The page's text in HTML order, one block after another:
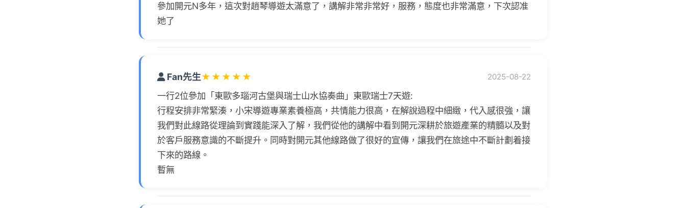
參加開元N多年，這次對趙琴導遊太滿意了，講解非常非常好，服務，態度也非常滿意，下次認准
她了
Fan先生★ ★ ★ ★ ★ 2025-08-22
一行2位參加「東歐多瑙河古堡與瑞士山水協奏曲」東歐瑞士7天遊:
行程安排非常緊湊，小宋導遊專業素養極高，共情能力很高，在解說過程中細緻，代入感很強，讓
我們對此線路從理論到實踐能深入了解，我們從他的講解中看到開元深耕於旅遊產業的精髓以及對
於客戶服務意識的不斷提升。同時對開元其他線路做了很好的宣傳，讓我們在旅途中不斷計劃着接
下來的路線。
暫無